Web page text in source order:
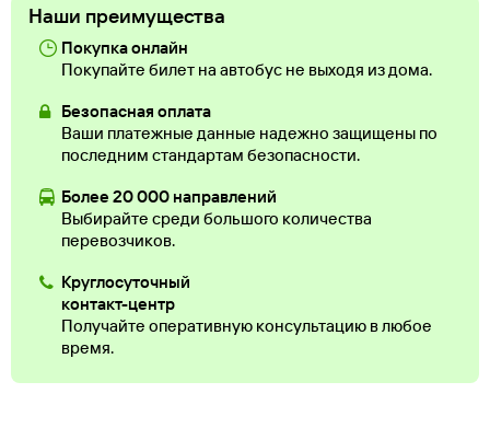
Наши преимущества
Покупка онлайн
Покупайте билет на автобус не выходя из дома.
Безопасная оплата
Ваши платежные данные надежно защищены по
последним стандартам безопасности.
Более 20 000 направлений
Выбирайте среди большого количества
перевозчиков.
Круглосуточный
контакт-центр
Получайте оперативную консультацию в любое
время.